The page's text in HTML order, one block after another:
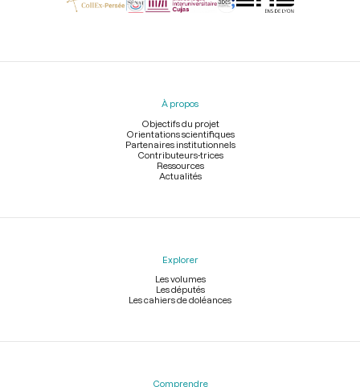
Menu
À propos
Objectifs du projet
Orientations scientifiques
Partenaires institutionnels
Contributeurs-trices
Ressources
Actualités
Explorer
Les volumes
Les députés
Les cahiers de doléances
Comprendre